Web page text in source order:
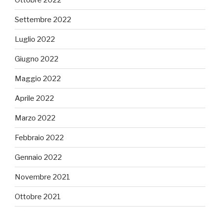
Settembre 2022
Luglio 2022
Giugno 2022
Maggio 2022
Aprile 2022
Marzo 2022
Febbraio 2022
Gennaio 2022
Novembre 2021
Ottobre 2021